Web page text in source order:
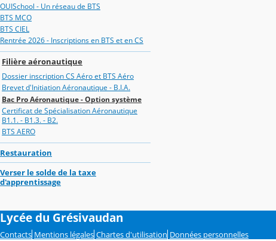
OUISchool - Un réseau de BTS
BTS MCO
BTS CIEL
Rentrée 2026 - Inscriptions en BTS et en CS
Filière aéronautique
Dossier inscription CS Aéro et BTS Aéro
Brevet d'Initiation Aéronautique - B.I.A.
Bac Pro Aéronautique - Option système
Certificat de Spécialisation Aéronautique
B1.1. - B1.3. - B2.
BTS AERO
Restauration
Verser le solde de la taxe
d'apprentissage
Lycée du Grésivaudan
Contacts Mentions légales Chartes d'utilisation Données personnelles